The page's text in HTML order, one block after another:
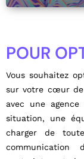
POUR
Vous souhaitez
sur votre cœur de
avec une
situation, une
charger de